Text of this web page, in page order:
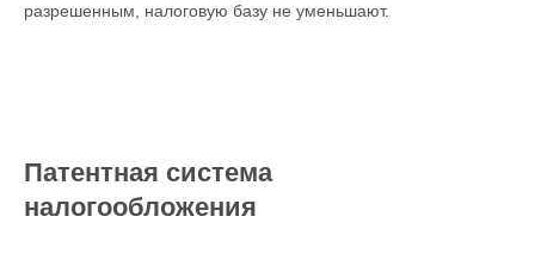
разрешенным, налоговую базу не уменьшают.
Патентная система
налогообложения